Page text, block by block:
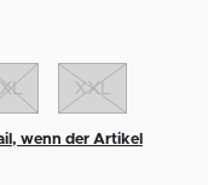
XL XXL
wenn der Artikel